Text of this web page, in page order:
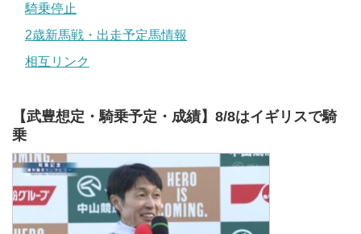
騎乗停止
2歳新馬戦・出走予定馬情報
相互リンク
【武豊想定・騎乗予定・成績】8/8はイギリスで騎
乗